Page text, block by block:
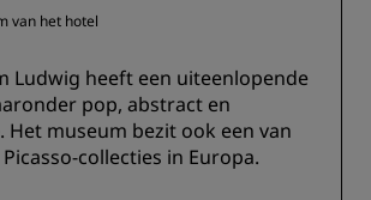
van het hotel
Ludwig heeft een uiteenlopende
pop, abstract en
Het museum bezit ook een van
collecties in Europa.